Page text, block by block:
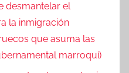
desmantelar el
la inmigración
que asuma las
marroquí)